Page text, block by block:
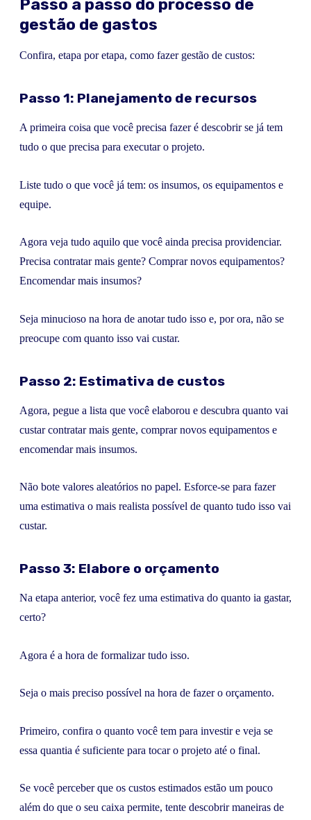
Passo a passo do processo de
gestão de gastos
Confira, etapa por etapa, como fazer gestão de custos:
Passo 1: Planejamento de recursos
A primeira coisa que você precisa fazer é descobrir se já tem
tudo o que precisa para executar o projeto.
Liste tudo o que você já tem: os insumos, os equipamentos e
equipe.
Agora veja tudo aquilo que você ainda precisa providenciar.
Precisa contratar mais gente? Comprar novos equipamentos?
Encomendar mais insumos?
Seja minucioso na hora de anotar tudo isso e, por ora, não se
preocupe com quanto isso vai custar.
Passo 2: Estimativa de custos
Agora, pegue a lista que você elaborou e descubra quanto vai
custar contratar mais gente, comprar novos equipamentos e
encomendar mais insumos.
Não bote valores aleatórios no papel. Esforce-se para fazer
uma estimativa o mais realista possível de quanto tudo isso vai
custar.
Passo 3: Elabore o orçamento
Na etapa anterior, você fez uma estimativa do quanto ia gastar,
certo?
Agora é a hora de formalizar tudo isso.
Seja o mais preciso possível na hora de fazer o orçamento.
Primeiro, confira o quanto você tem para investir e veja se
essa quantia é suficiente para tocar o projeto até o final.
Se você perceber que os custos estimados estão um pouco
além do que o seu caixa permite, tente descobrir maneiras de